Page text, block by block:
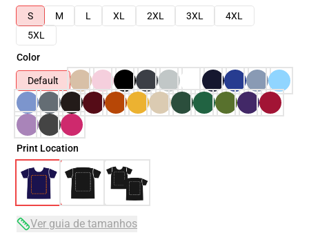
S
M L XL 2XL 3XL
4XL
5XL
Color
Default
Print Location
Ver guia de tamanhos